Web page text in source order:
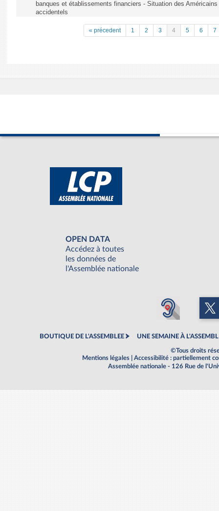
banques et établissements financiers - Situation des
accidentels
« précedent 1 2 3 4 5 6 7
OPEN DATA
Accédez à toutes
les données de
l'Assemblée nationale
BOUTIQUE DE L'ASSEMBLEE UNE SEMAINE À
©Tous droits
Mentions légales
Accessibilité : partiellement
Assemblée nationale - 126 Rue de